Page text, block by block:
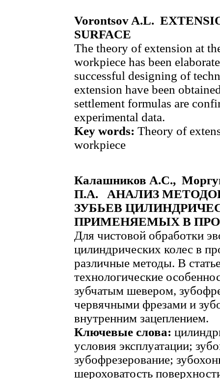
Vorontsov A.L.
SURFACE
The theory of extension at
workpiece has been
successful designing of
extension have been
settlement formulas are
experimental data.
Key words: Theory of
workpiece
Калашников А.С.,
П.А. АНАЛИЗ
ЗУБЬЕВ
ПРИМЕНЯЕМЫХ В
Для чистовой обработки
цилиндрических колес в
различные методы. В
технологические
зубчатым шевером,
червячными фрезами и
внутренним зацеплением.
Ключевые слова:
условия эксплуатации;
зубофрезерование;
шероховатость